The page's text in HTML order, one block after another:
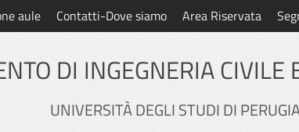
aule Contatti-Dove siamo Area Riservata
DI INGEGNERIA CIVILE
UNIVERSITÀ DEGLI STUDI DI